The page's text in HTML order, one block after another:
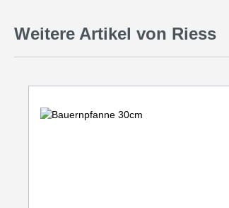
Weitere Artikel von Riess